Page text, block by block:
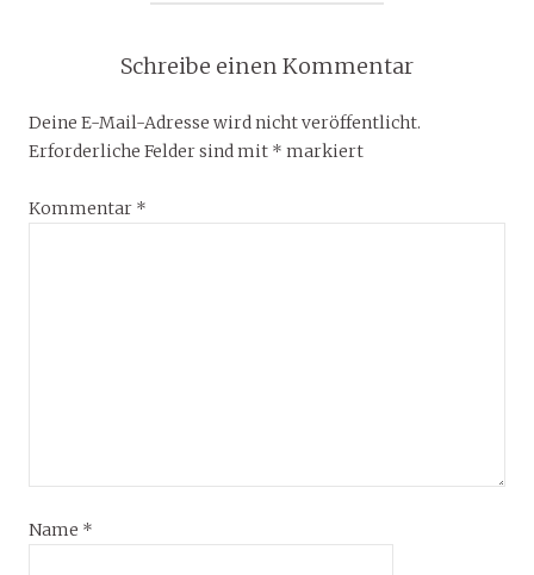
Schreibe einen Kommentar
Deine E-Mail-Adresse wird nicht veröffentlicht.
Erforderliche Felder sind mit * markiert
Kommentar *
Name *